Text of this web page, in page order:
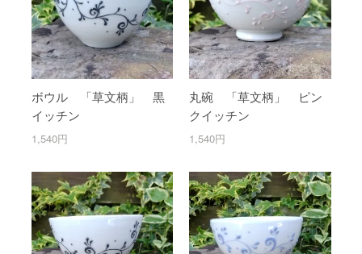
ボウル 「草文柄」 黒
イッチン
1,540円
丸碗 「草文柄」 ピン
クイッチン
1,540円